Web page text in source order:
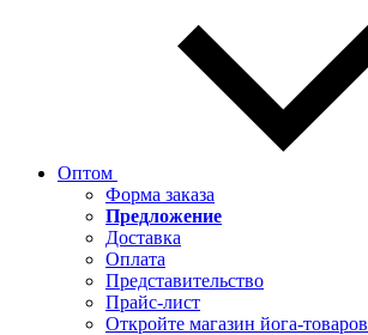
Оптом
Форма заказа
Предложение
Доставка
Оплата
Представительство
Прайс-лист
Откройте магазин йога-товаров